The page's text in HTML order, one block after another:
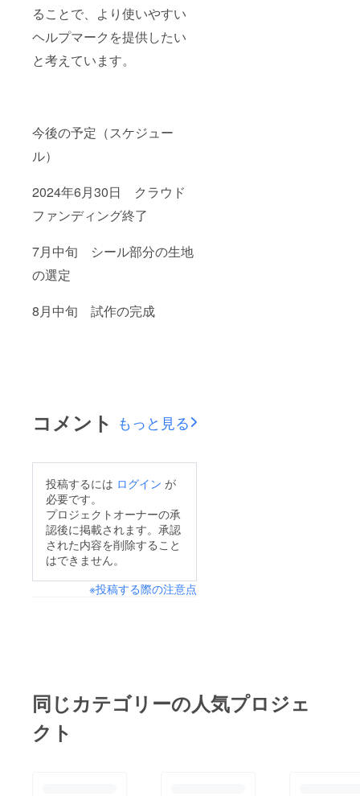
ることで、より使いやすい
ヘルプマークを提供したい
と考えています。
今後の予定（スケジュー
ル）
2024年6月30日 クラウド
ファンディング終了
7月中旬 シール部分の生地
の選定
8月中旬 試作の完成
コメント もっと見る
投稿するには ログイン が
必要です。
プロジェクトオーナーの承
認後に掲載されます。承認
された内容を削除すること
はできません。
※投稿する際の注意点
同じカテゴリーの人気プロジェ
クト